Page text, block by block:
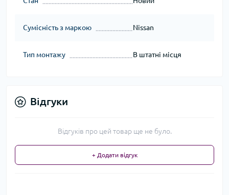
Сумісність з маркою Nissan
Тип монтажу В штатні місця
Відгуки
Відгуків про цей товар ще не було.
+ Додати відгук